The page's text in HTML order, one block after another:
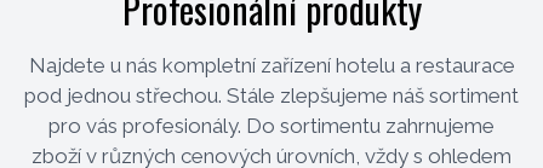
Najdete u nás kompletní zařízení hotelu a restaurace
pod jednou střechou. Stále zlepšujeme náš sortiment
pro vás profesionály. Do sortimentu zahrnujeme
zboží v různých cenových úrovních, vždy s ohledem